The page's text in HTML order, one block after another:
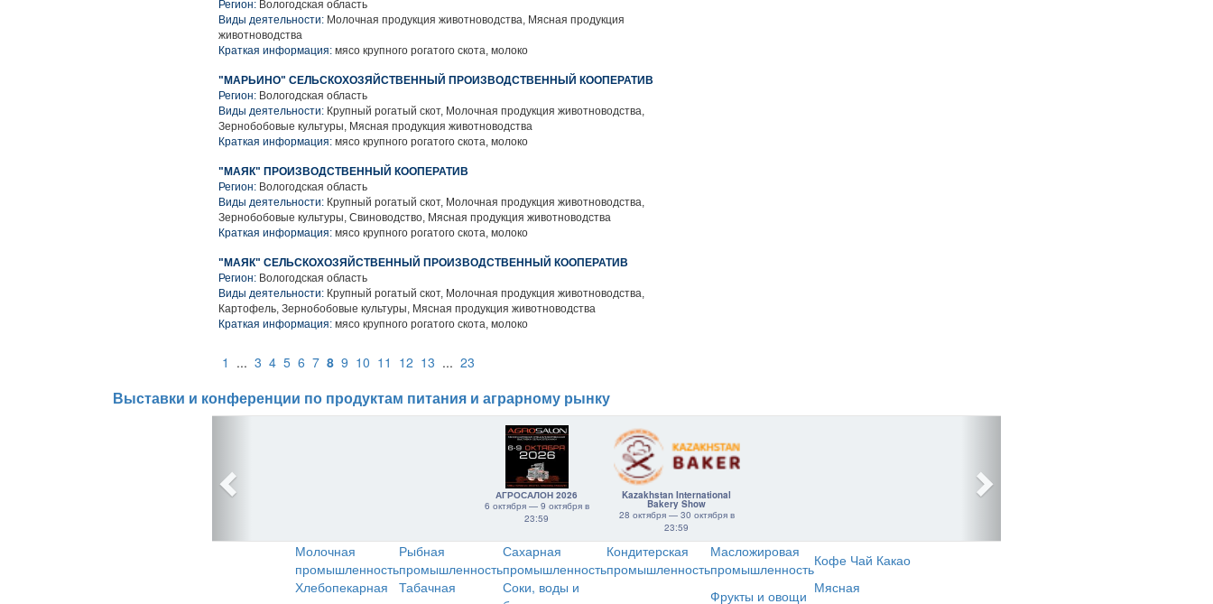
Регион: Вологодская область
Виды деятельности: Молочная продукция животноводства, Мясная продукция
животноводства
Краткая информация: мясо крупного рогатого скота, молоко
"МАРЬИНО" СЕЛЬСКОХОЗЯЙСТВЕННЫЙ ПРОИЗВОДСТВЕННЫЙ КООПЕРАТИВ
Регион: Вологодская область
Виды деятельности: Крупный рогатый скот, Молочная продукция животноводства,
Зернобобовые культуры, Мясная продукция животноводства
Краткая информация: мясо крупного рогатого скота, молоко
"МАЯК" ПРОИЗВОДСТВЕННЫЙ КООПЕРАТИВ
Регион: Вологодская область
Виды деятельности: Крупный рогатый скот, Молочная продукция животноводства,
Зернобобовые культуры, Свиноводство, Мясная продукция животноводства
Краткая информация: мясо крупного рогатого скота, молоко
"МАЯК" СЕЛЬСКОХОЗЯЙСТВЕННЫЙ ПРОИЗВОДСТВЕННЫЙ КООПЕРАТИВ
Регион: Вологодская область
Виды деятельности: Крупный рогатый скот, Молочная продукция животноводства,
Картофель, Зернобобовые культуры, Мясная продукция животноводства
Краткая информация: мясо крупного рогатого скота, молоко
1 ... 3 4 5 6 7 8 9 10 11 12 13 ... 23
Выставки и конференции по продуктам питания и аграрному рынку
АГРОСАЛОН 2026
6 октября — 9 октября в
23:59
Kazakhstan International
Bakery Show
28 октября — 30 октября в
23:59
Молочная
промышленность
Рыбная
промышленность
Сахарная
промышленность
Кондитерская
промышленность
Масложировая
промышленностьКофе Чай Какао
Хлебопекарная
Табачная
Соки, воды и
Фрукты и овощи Мясная